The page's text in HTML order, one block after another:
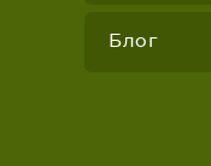
Блог